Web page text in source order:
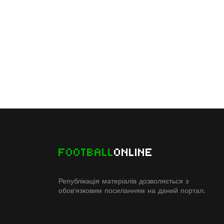
FOOTBALLONLINE
Републікація матеріалів дозволяється з
обов'язковим посиланням на даний портал.